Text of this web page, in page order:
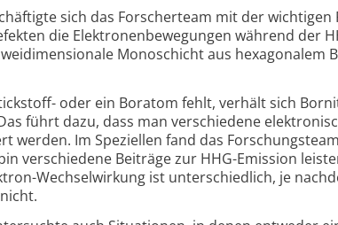
sich das Forscher­team mit der wichtigen
die Elektronen­bewegungen während der
Mono­schicht aus
oder ein Boratom fehlt, verhält sich
führt dazu, dass man verschiedene
werden. Im Speziellen fand das
verschiedene Beiträge zur HHG-Emission
Wechsel­wirkung ist unter­schied­lich, je